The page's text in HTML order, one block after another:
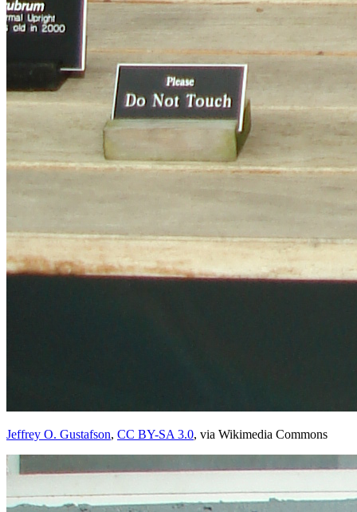
Jeffrey O. Gustafson, CC BY-SA 3.0, via Wikimedia Commons